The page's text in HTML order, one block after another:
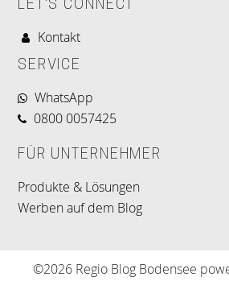
LET'S CONNECT
Kontakt
SERVICE
WhatsApp
0800 0057425
FÜR UNTERNEHMER
Produkte & Lösungen
Werben auf dem Blog
©2026 Regio Blog Bodensee